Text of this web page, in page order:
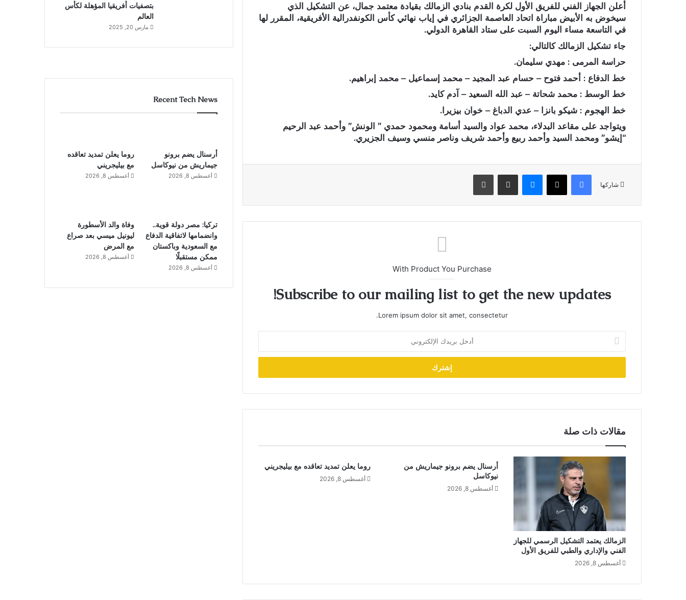
أعلن الجهاز الفني للفريق الأول لكرة القدم بنادي الزمالك بقيادة معتمد جمال، عن التشكيل الذي
سيخوض به الأبيض مباراة اتحاد العاصمة الجزائري في إياب نهائي كأس الكونفدرالية الأفريقية، المقرر لها
في التاسعة مساء اليوم السبت على ستاد القاهرة الدولي.
جاء تشكيل الزمالك كالتالي:
حراسة المرمى : مهدي سليمان.
خط الدفاع : أحمد فتوح – حسام عبد المجيد – محمد إسماعيل – محمد إبراهيم.
خط الوسط : محمد شحاتة – عبد الله السعيد – آدم كايد.
خط الهجوم : شيكو بانزا – عدي الدباغ – خوان بيزيرا.
ويتواجد على مقاعد البدلاء، محمد عواد والسيد أسامة ومحمود حمدي ” الونش” وأحمد عبد الرحيم
“إيشو” ومحمد السيد وأحمد ربيع وأحمد شريف وناصر منسي وسيف الجزيري.
شاركها
فيسبوك X ماسنجر مشاركة عبر البريد طباعة
With Product You Purchase
Subscribe to our mailing list to get the new updates!
Lorem ipsum dolor sit amet, consectetur.
بريدك
الإلكتروني
مقالات ذات صلة
الزمالك يعتمد التشكيل الرسمي للجهاز
الفني والإداري والطبي للفريق الأول
أغسطس 8, 2026
أرسنال يضم برونو جيماريش من
نيوكاسل
أغسطس 8, 2026
روما يعلن تمديد تعاقده مع بيليجريني
أغسطس 8, 2026
بتصفيات أفريقيا المؤهلة لكأس
العالم
مارس 20, 2025
Recent Tech News
أرسنال يضم برونو
جيماريش من نيوكاسل
أغسطس 8, 2026
روما يعلن تمديد تعاقده
مع بيليجريني
أغسطس 8, 2026
تركيا: مصر دولة قوية..
وانضمامها لاتفاقية الدفاع
مع السعودية وباكستان
ممكن مستقبلًا
أغسطس 8, 2026
وفاة والد الأسطورة
ليونيل ميسي بعد صراع
مع المرض
أغسطس 8, 2026